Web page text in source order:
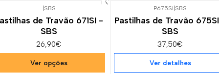
|SBS
de Travão 671SI -
SBS
26,90€
Ver opções
P675SI|SBS
Pastilhas de Travão
SBS
37,50€
Ver detalhes